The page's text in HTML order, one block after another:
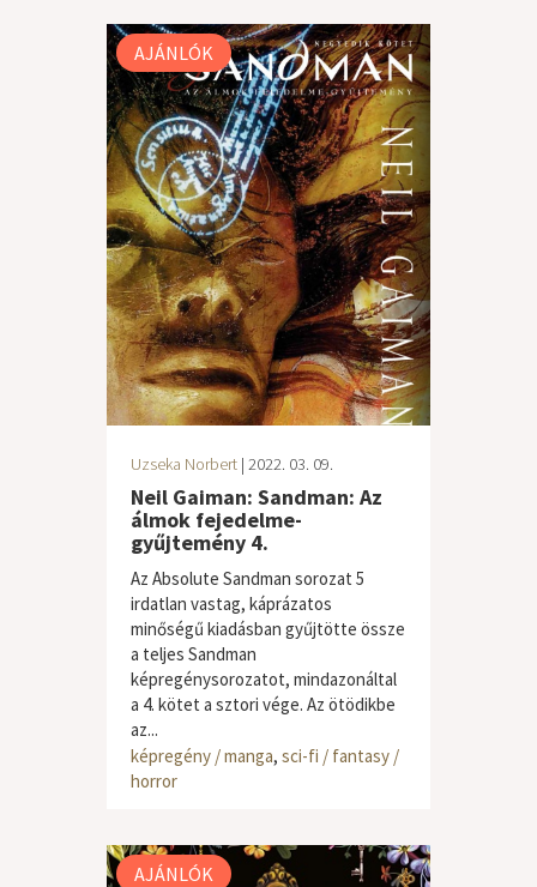
AJÁNLÓK
Uzseka Norbert | 2022. 03. 09.
Neil Gaiman: Sandman: Az
álmok fejedelme-
gyűjtemény 4.
Az Absolute Sandman sorozat 5
irdatlan vastag, káprázatos
minőségű kiadásban gyűjtötte össze
a teljes Sandman
képregénysorozatot, mindazonáltal
a 4. kötet a sztori vége. Az ötödikbe
az...
képregény / manga, sci-fi / fantasy /
horror
AJÁNLÓK